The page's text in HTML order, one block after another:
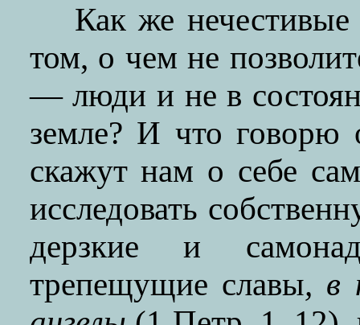
Как же нечестивые
том, о чем не
— люди и не в
земле? И что говорю
скажут нам о себе
исследовать
дерзкие и
трепещущие славы, в